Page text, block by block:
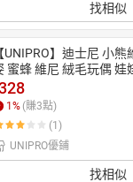
找相似
【UNIPRO】迪士尼 小
蜜蜂 維尼 絨毛玩偶 娃
1 % (賺3點)
(1)
UNIPRO優鋪
找相似